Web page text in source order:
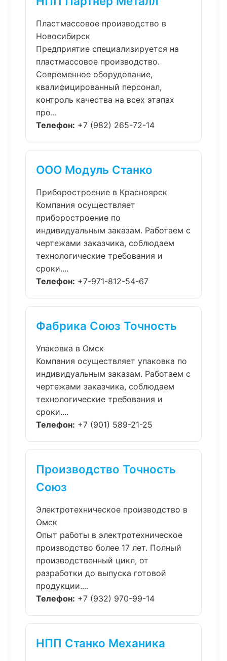
Пластмассовое производство в
Новосибирск
Предприятие специализируется на
пластмассовое производство.
Современное оборудование,
квалифицированный персонал,
контроль качества на всех этапах
про...
Телефон: +7 (982) 265-72-14
ООО Модуль Станко
Приборостроение в Красноярск
Компания осуществляет
приборостроение по
индивидуальным заказам. Работаем с
чертежами заказчика, соблюдаем
технологические требования и
сроки....
Телефон: +7-971-812-54-67
Фабрика Союз Точность
Упаковка в Омск
Компания осуществляет упаковка по
индивидуальным заказам. Работаем с
чертежами заказчика, соблюдаем
технологические требования и
сроки....
Телефон: +7 (901) 589-21-25
Производство Точность
Союз
Электротехническое производство в
Омск
Опыт работы в электротехническое
производство более 17 лет. Полный
производственный цикл, от
разработки до выпуска готовой
продукции....
Телефон: +7 (932) 970-99-14
НПП Станко Механика